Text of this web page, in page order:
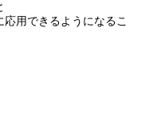
応用できるようになるこ